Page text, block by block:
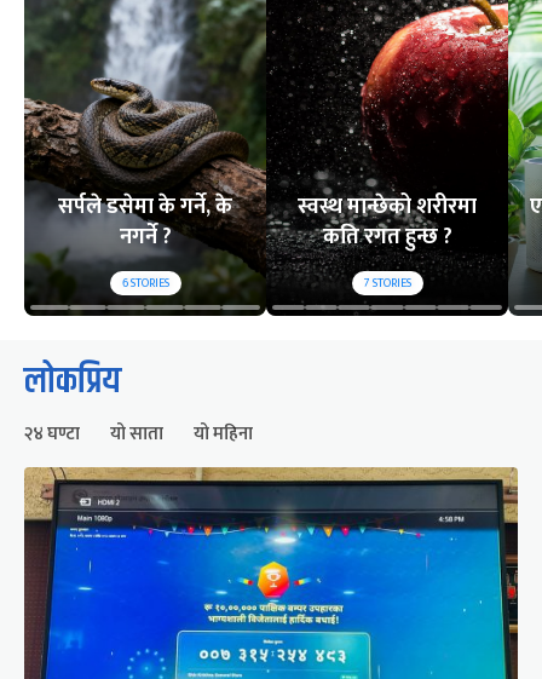
सर्पले डसेमा के गर्ने, के
नगर्ने ?
6STORIES
स्वस्थ मान्छेको शरीरमा
कति रगत हुन्छ ?
7STORIES
लोकप्रिय
२४ घण्टा यो साता यो महिना